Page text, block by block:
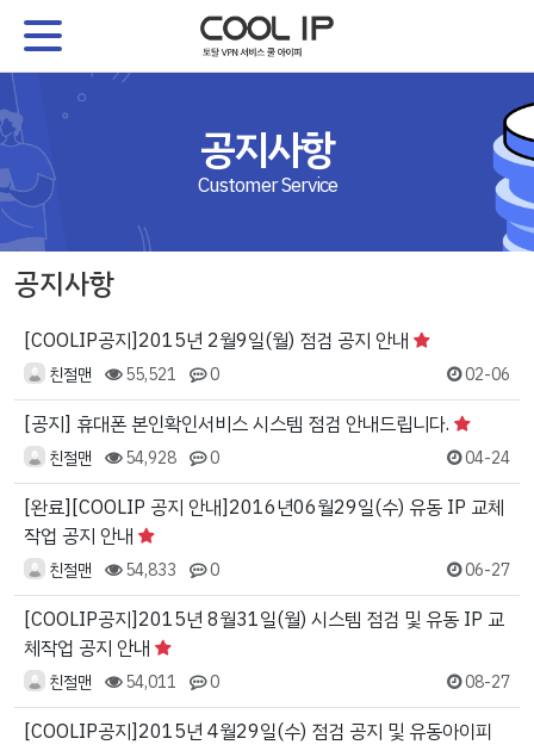
공지사항
Customer Service
공지사항
[COOLIP공지]2015년 2월9일(월) 점검 공지 안내
친절맨 55,521 0 02-06
[공지] 휴대폰 본인확인서비스 시스템 점검 안내드립니다.
친절맨 54,928 0 04-24
[완료][COOLIP 공지 안내]2016년06월29일(수) 유동 IP 교체
작업 공지 안내
친절맨 54,833 0 06-27
[COOLIP공지]2015년 8월31일(월) 시스템 점검 및 유동 IP 교
체작업 공지 안내
친절맨 54,011 0 08-27
[COOLIP공지]2015년 4월29일(수) 점검 공지 및 유동아이피